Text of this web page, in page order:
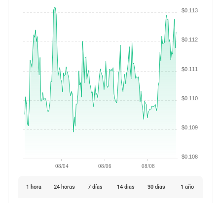
08/04 08/06 08/08
$0.108
$0.109
$0.110
$0.111
$0.112
$0.113
1 hora 24 horas 7 días 14 dias 30 dias 1 año